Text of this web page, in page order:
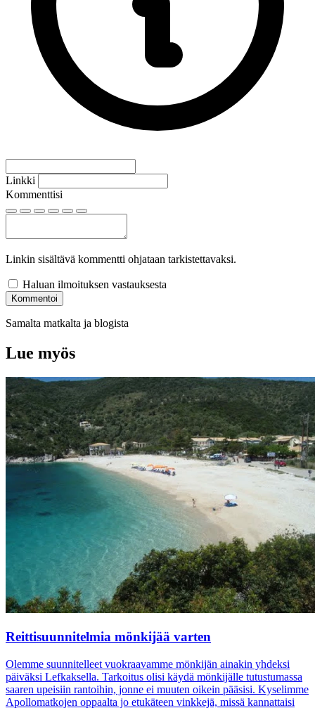
Linkki
Kommenttisi
Linkin sisältävä kommentti ohjataan tarkistettavaksi.
Haluan ilmoituksen vastauksesta
Kommentoi
Samalta matkalta ja blogista
Lue myös
Reittisuunnitelmia mönkijää varten
Olemme suunnitelleet vuokraavamme mönkijän ainakin yhdeksi
päiväksi Lefkaksella. Tarkoitus olisi käydä mönkijälle tutustumassa
saaren upeisiin rantoihin, jonne ei muuten oikein pääsisi. Kyselimme
Apollomatkojen oppaalta jo etukäteen vinkkejä, missä kannattaisi